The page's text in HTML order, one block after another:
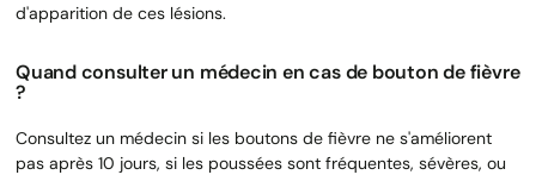
d'apparition de ces lésions.
Quand consulter un médecin en cas de bouton de fièvre
?
Consultez un médecin si les boutons de fièvre ne s'améliorent
pas après 10 jours, si les poussées sont fréquentes, sévères, ou